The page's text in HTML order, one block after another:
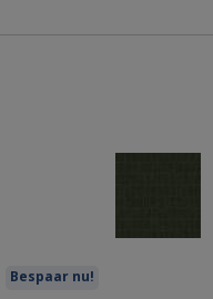
Bespaar nu!